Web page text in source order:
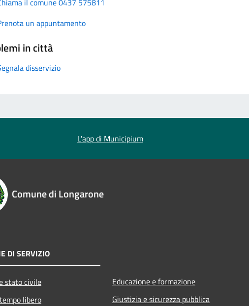
un appuntamento
in città
disservizio
L'app di Municipium
Comune di Longarone
DI SERVIZIO
stato civile
libero
Educazione e formazione
Giustizia e sicurezza pubblica